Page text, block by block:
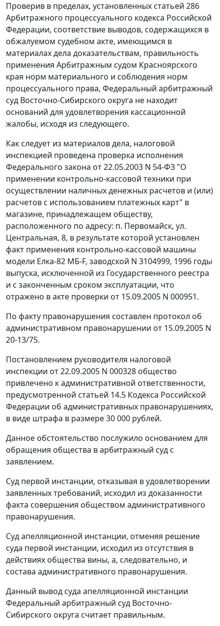
Проверив в пределах, установленных статьей 286
Арбитражного процессуального кодекса Российской
Федерации, соответствие выводов, содержащихся в
обжалуемом судебном акте, имеющимся в
материалах дела доказательствам, правильность
применения Арбитражным судом Красноярского
края норм материального и соблюдения норм
процессуального права, Федеральный арбитражный
суд Восточно-Сибирского округа не находит
оснований для удовлетворения кассационной
жалобы, исходя из следующего.
Как следует из материалов дела, налоговой
инспекцией проведена проверка исполнения
Федерального закона от 22.05.2003 N 54-ФЗ "О
применении контрольно-кассовой техники при
осуществлении наличных денежных расчетов и (или)
расчетов с использованием платежных карт" в
магазине, принадлежащем обществу,
расположенного по адресу: п. Первомайск, ул.
Центральная, 8, в результате которой установлен
факт применения контрольно-кассовой машины
модели Елка-82 МБ-F, заводской N 3104999, 1996 годы
выпуска, исключенной из Государственного реестра
и с законченным сроком эксплуатации, что
отражено в акте проверки от 15.09.2005 N 000951.
По факту правонарушения составлен протокол об
административном правонарушении от 15.09.2005 N
20-13/75.
Постановлением руководителя налоговой
инспекции от 22.09.2005 N 000328 общество
привлечено к административной ответственности,
предусмотренной статьей 14.5 Кодекса Российской
Федерации об административных правонарушениях,
в виде штрафа в размере 30 000 рублей.
Данное обстоятельство послужило основанием для
обращения общества в арбитражный суд с
заявлением.
Суд первой инстанции, отказывая в удовлетворении
заявленных требований, исходил из доказанности
факта совершения обществом административного
правонарушения.
Суд апелляционной инстанции, отменяя решение
суда первой инстанции, исходил из отсутствия в
действиях общества вины, а, следовательно, и
состава административного правонарушения.
Данный вывод суда апелляционной инстанции
Федеральный арбитражный суд Восточно-
Сибирского округа считает правильным.